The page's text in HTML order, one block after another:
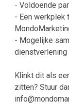
- Voldoende
- Een werkplek
- Mogelijke
dienstverlening
Klinkt dit als
zitten? Stuur